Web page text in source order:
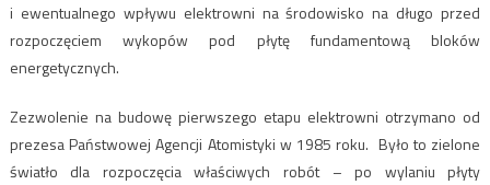
i ewentualnego wpływu elektrowni na środowisko na długo przed
rozpoczęciem wykopów pod płytę fundamentową bloków
energetycznych.
Zezwolenie na budowę pierwszego etapu elektrowni otrzymano od
prezesa Państwowej Agencji Atomistyki w 1985 roku. Było to zielone
światło dla rozpoczęcia właściwych robót – po wylaniu płyty